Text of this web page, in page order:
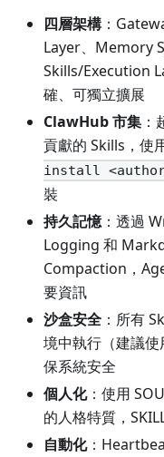
四層架構 ：
Layer、Memory
Skills/Execution
確、可獨立擴展
ClawHub 市集
貢獻的 Skills，使
install
裝
持久記憶：透過
Logging 和
Compaction，
要資訊
沙盒安全 ：所有
境中執行（建議
保系統安全
個人化：使用
的人格特質，
自動化：